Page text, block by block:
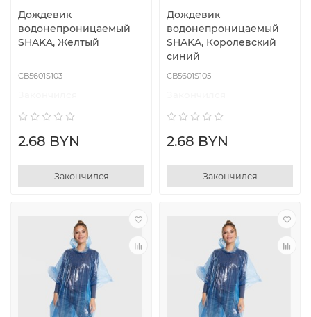
Дождевик
водонепроницаемый
SHAKA, Желтый
CB5601S103
2.68 BYN
Закончился
Дождевик
водонепроницаемый
SHAKA, Королевский
синий
CB5601S105
2.68 BYN
Закончился